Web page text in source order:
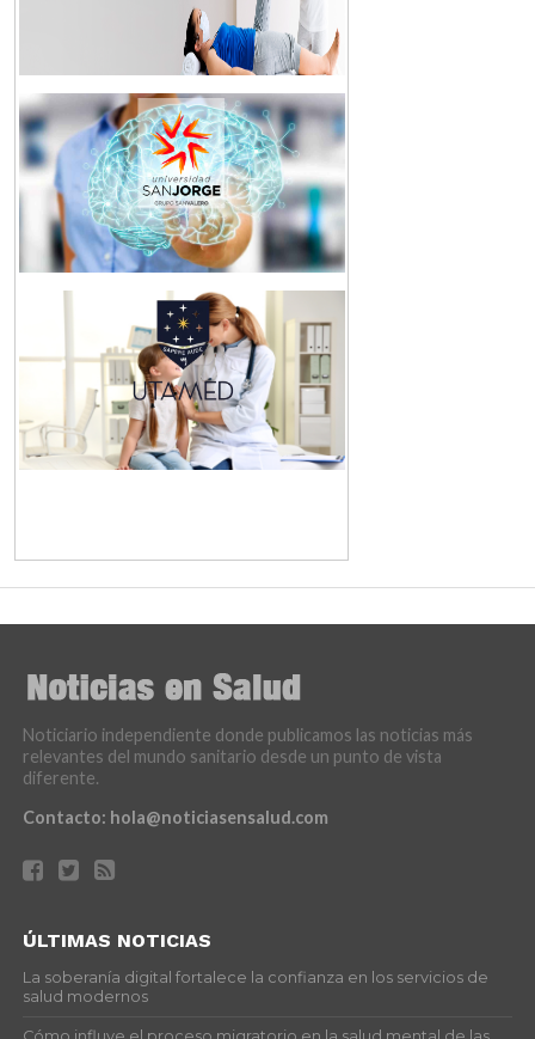
Noticiario independiente donde publicamos las noticias más
relevantes del mundo sanitario desde un punto de vista
diferente.
Contacto: hola@noticiasensalud.com
ÚLTIMAS NOTICIAS
La soberanía digital fortalece la confianza en los servicios de
salud modernos